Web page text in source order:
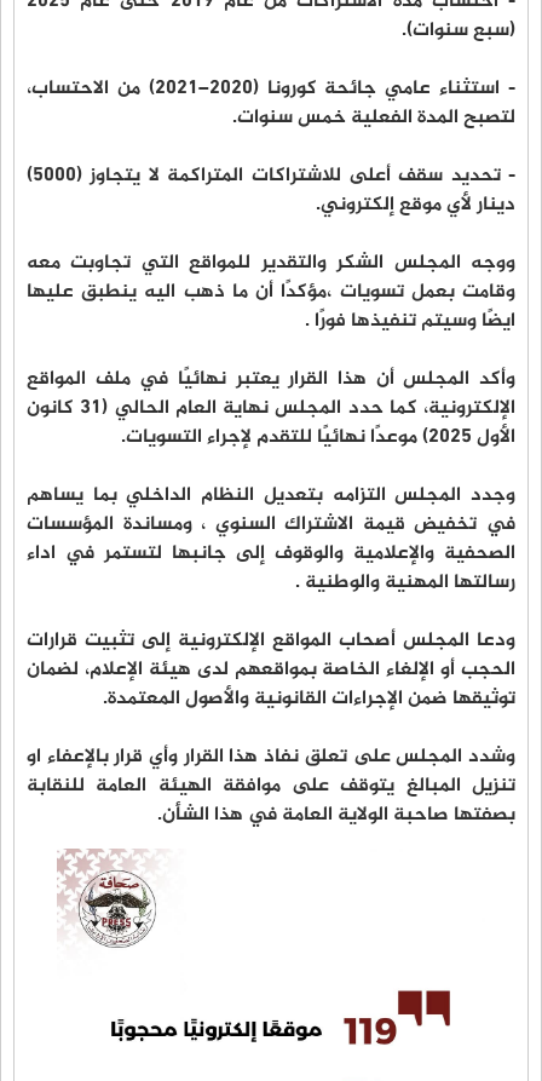
(سبع سنوات).
- استثناء عامي جائحة كورونا (2020–2021) من الاحتساب،
لتصبح المدة الفعلية خمس سنوات.
- تحديد سقف أعلى للاشتراكات المتراكمة لا يتجاوز (5000)
دينار لأي موقع إلكتروني.
ووجه المجلس الشكر والتقدير للمواقع التي تجاوبت معه
وقامت بعمل تسويات ،مؤكدًا أن ما ذهب اليه ينطبق عليها
ايضًا وسيتم تنفيذها فورًا .
وأكد المجلس أن هذا القرار يعتبر نهائيًا في ملف المواقع
الإلكترونية، كما حدد المجلس نهاية العام الحالي (31 كانون
الأول 2025) موعدًا نهائيًا للتقدم لإجراء التسويات.
وجدد المجلس التزامه بتعديل النظام الداخلي بما يساهم
في تخفيض قيمة الاشتراك السنوي ، ومساندة المؤسسات
الصحفية والإعلامية والوقوف إلى جانبها لتستمر في اداء
رسالتها المهنية والوطنية .
ودعا المجلس أصحاب المواقع الإلكترونية إلى تثبيت قرارات
الحجب أو الإلغاء الخاصة بمواقعهم لدى هيئة الإعلام، لضمان
توثيقها ضمن الإجراءات القانونية والأصول المعتمدة.
وشدد المجلس على تعلق نفاذ هذا القرار وأي قرار بالإعفاء او
تنزيل المبالغ يتوقف على موافقة الهيئة العامة للنقابة
بصفتها صاحبة الولاية العامة في هذا الشأن.